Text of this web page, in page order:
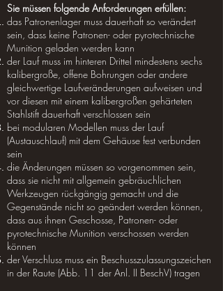
Sie müssen folgende Anforderungen erfüllen:
das Patronenlager muss dauerhaft so verändert
sein, dass keine Patronen- oder pyrotechnische
Munition geladen werden kann
der Lauf muss im hinteren Drittel mindestens sechs
kalibergroße, offene Bohrungen oder andere
gleichwertige Laufveränderungen aufweisen und
vor diesen mit einem kalibergroßen gehärteten
Stahlstift dauerhaft verschlossen sein
bei modularen Modellen muss der Lauf
(Austauschlauf) mit dem Gehäuse fest verbunden
sein
die Änderungen müssen so vorgenommen sein,
dass sie nicht mit allgemein gebräuchlichen
Werkzeugen rückgängig gemacht und die
Gegenstände nicht so geändert werden können,
dass aus ihnen Geschosse, Patronen- oder
pyrotechnische Munition verschossen werden
können
der Verschluss muss ein Beschusszulassungszeichen
in der Raute (Abb. 11 der Anl. II BeschV) tragen